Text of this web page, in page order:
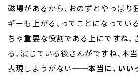
磁場があるから、おのずとやっぱり
ギーも上がる、ってことになってい
ちゃ重要な役割である上にですね、
る、演じている後さんがですね、
表現しようがない──本当に、いい